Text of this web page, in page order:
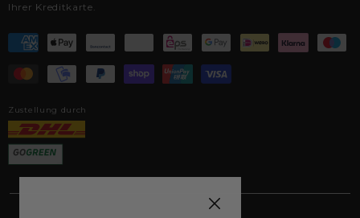
Ihrer Kreditkarte.
Zustellung durch